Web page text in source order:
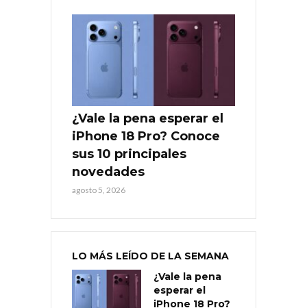
¿Vale la pena esperar el
iPhone 18 Pro? Conoce
sus 10 principales
novedades
agosto 5, 2026
LO MÁS LEÍDO DE LA SEMANA
¿Vale la pena
esperar el
iPhone 18 Pro?